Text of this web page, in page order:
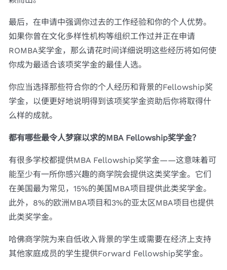
最后，在申请中强调你过去的工作经验和你的个人优势。
如果你曾在文化多样性机构等组织工作过并正在申请
ROMBA奖学金，那么请花时间详细说明这些经历将如何使
你成为最适合该项奖学金的最佳人选。
你应当选择那些符合你的个人经历和背景的Fellowship奖
学金，以便更好地说明得到该项奖学金资助后你将取得什
么样的成就。
都有哪些最令人梦寐以求​​的MBA Fellowship奖学金？
有很多学校都提供MBA Fellowship奖学金——这意味着可
能至少有一所你感兴趣的商学院会提供这类奖学金。它们
在美国最为常见，15%的美国MBA项目提供此类奖学金。
此外，8%的欧洲MBA项目和3%的亚太区MBA项目也提供
此类奖学金。
哈佛商学院为来自低收入背景的学生或需要在经济上支持
其他家庭成员的学生提供Forward Fellowship奖学金。